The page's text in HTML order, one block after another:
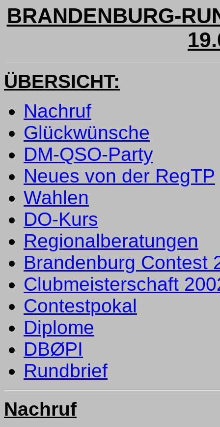
BRANDENBURG-
ÜBERSICHT:
Nachruf
Glückwünsche
DM-QSO-Party
Neues von der RegTP
Wahlen
DO-Kurs
Regionalberatungen
Brandenburg Contest
Clubmeisterschaft
Contestpokal
Diplome
DBØPI
Rundbrief
Nachruf